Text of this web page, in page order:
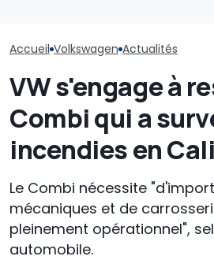
Accueil Volkswagen Actualités
VW s'engage à
Combi qui a
incendies en
Le Combi nécessite
mécaniques et de
pleinement opérationnel",
automobile.